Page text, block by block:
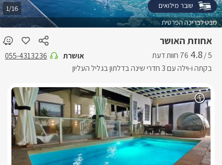
אחוזת האושר
5 /
4.8
בקתה ו-וילה עם 3 חדרי שינה בדלתון בגליל העליון
אושרת 055-4313236
מבט לבריכה הפרטית
1/16 שובר מילואים